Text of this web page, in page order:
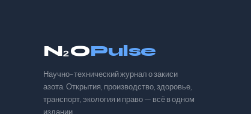
N₂OPulse
Научно-технический журнал о закиси
азота. Открытия, производство, здоровье,
транспорт, экология и право — всё в одном
издании.